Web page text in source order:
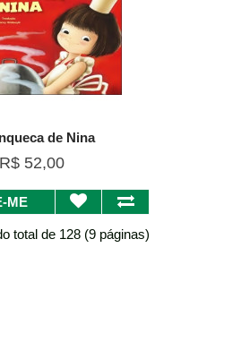
de Nina
R$ 52,00
ME
total de 128 (9 páginas)